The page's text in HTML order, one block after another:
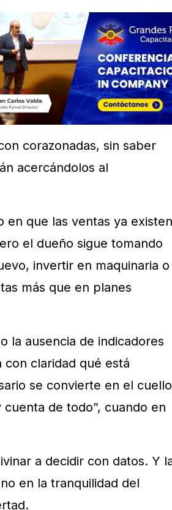
corazonadas, sin saber
acercándolos al
en que las ventas ya
el dueño sigue tomando
invertir en maquinaria o
más que en planes
la ausencia de indicadores
claridad qué está
se convierte en el cuello
de todo”, cuando en
a decidir con datos. Y
en la tranquilidad del